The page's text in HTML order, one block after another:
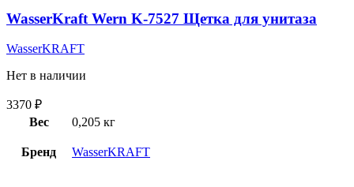
WasserKraft Wern K-7527 Щетка для унитаза
WasserKRAFT
Нет в наличии
3370 ₽
Вес
0,205 кг
Бренд WasserKRAFT